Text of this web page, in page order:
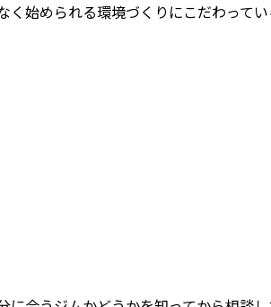
始められる環境づくりにこだわって